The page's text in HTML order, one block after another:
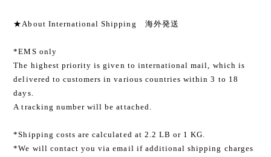
★About International Shipping 海外発送
*EMS only
The highest priority is given to international mail, which is
delivered to customers in various countries within 3 to 18
days.
A tracking number will be attached.
*Shipping costs are calculated at 2.2 LB or 1 KG.
*We will contact you via email if additional shipping charges